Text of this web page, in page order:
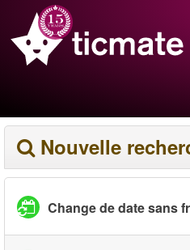
Nouvelle
Change de date sans